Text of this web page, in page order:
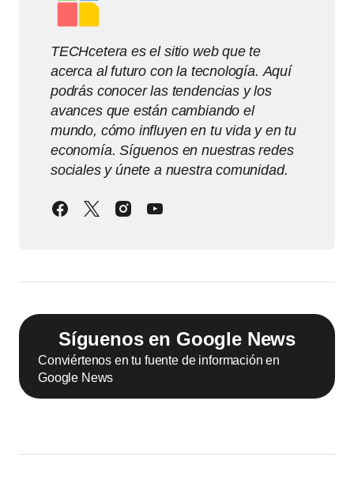
TECHcetera es el sitio web que te
acerca al futuro con la tecnología. Aquí
podrás conocer las tendencias y los
avances que están cambiando el
mundo, cómo influyen en tu vida y en tu
economía. Síguenos en nuestras redes
sociales y únete a nuestra comunidad.
Síguenos en Google News
Conviértenos en tu fuente de información en
Google News